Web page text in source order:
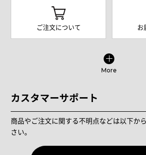
ご注文について お
More
カスタマーサポート
商品やご注文に関する不明点などは以下か
さい。